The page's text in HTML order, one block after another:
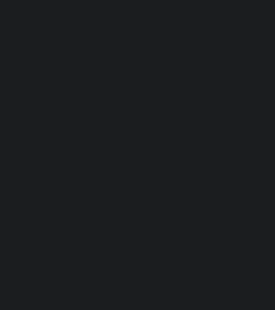
Mount Phou Si